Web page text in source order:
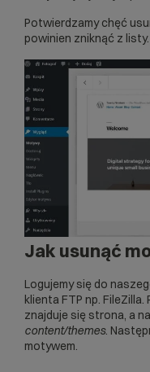
Potwierdzamy chęć
powinien zniknąć z listy.
Jak usunąć
Logujemy się do
klienta FTP np.
znajduje się strona, a
content/themes.
motywem.